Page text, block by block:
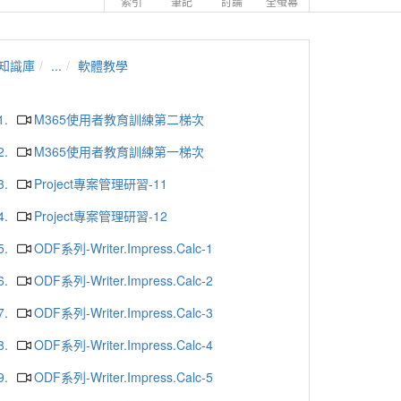
識庫 ... 軟體教學
M365使用者教育訓練第二梯次
M365使用者教育訓練第一梯次
Project專案管理研習-11
Project專案管理研習-12
ODF系列-Writer.Impress.Calc-1
ODF系列-Writer.Impress.Calc-2
ODF系列-Writer.Impress.Calc-3
ODF系列-Writer.Impress.Calc-4
ODF系列-Writer.Impress.Calc-5